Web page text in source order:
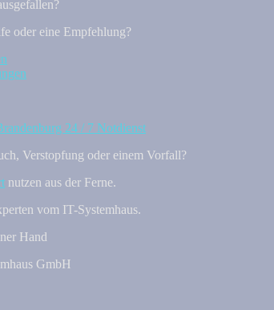
oder eine Empfehlung?
Verstopfung oder einem Vorfall?
nutzen aus der Ferne.
vom IT-Systemhaus.
Hand
GmbH